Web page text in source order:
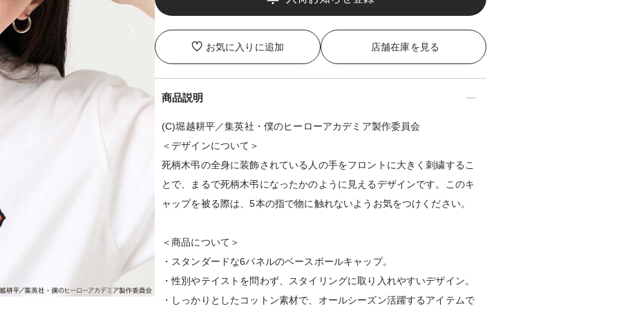
お気に入りに追加 店舗在庫を見る
商品説明
(C)堀越耕平／集英社・僕のヒーローアカデミア製作委員会
＜デザインについて＞
死柄木弔の全身に装飾されている人の手をフロントに大きく刺繍するこ
とで、まるで死柄木弔になったかのように見えるデザインです。このキ
ャップを被る際は、5本の指で物に触れないようお気をつけください。
＜商品について＞
・スタンダードな6パネルのベースボールキャップ。
・性別やテイストを問わず、スタイリングに取り入れやすいデザイン。
・しっかりとしたコットン素材で、オールシーズン活躍するアイテムで